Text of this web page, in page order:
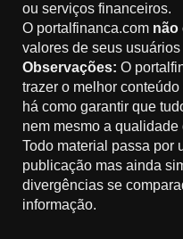
ou serviços financeiros.
O portalfinanca.com não
valores de seus
Observações: O
trazer o melhor
há como garantir que
nem mesmo a
Todo material passa por
publicação mas ainda
divergências se
informação.